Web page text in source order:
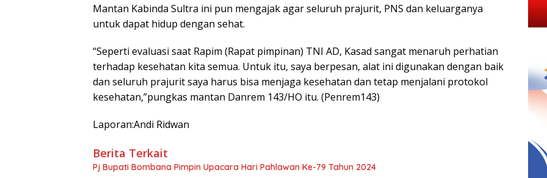
Mantan Kabinda Sultra ini pun mengajak agar seluruh prajurit, PNS dan keluarganya
untuk dapat hidup dengan sehat.
“Seperti evaluasi saat Rapim (Rapat pimpinan) TNI AD, Kasad sangat menaruh perhatian
terhadap kesehatan kita semua. Untuk itu, saya berpesan, alat ini digunakan dengan baik
dan seluruh prajurit saya harus bisa menjaga kesehatan dan tetap menjalani protokol
kesehatan,”pungkas mantan Danrem 143/HO itu. (Penrem143)
Laporan:Andi Ridwan
Berita Terkait
Pj Bupati Bombana Pimpin Upacara Hari Pahlawan Ke-79 Tahun 2024